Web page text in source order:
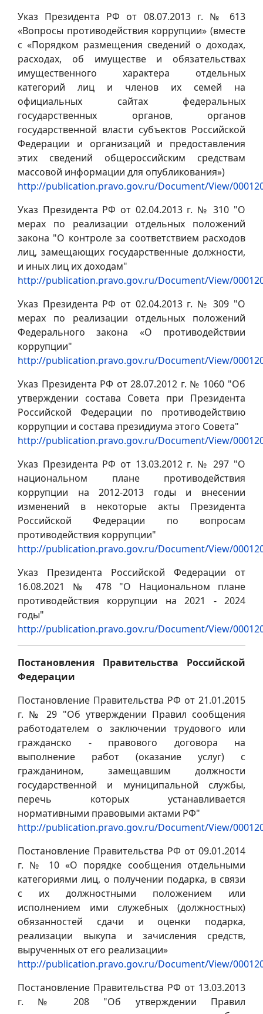
Указ Президента РФ от 08.07.2013 г. № 613
«Вопросы противодействия коррупции» (вместе
с «Порядком размещения сведений о доходах,
расходах, об имуществе и обязательствах
имущественного характера отдельных
категорий лиц и членов их семей на
официальных сайтах федеральных
государственных органов, органов
государственной власти субъектов Российской
Федерации и организаций и предоставления
этих сведений общероссийским средствам
массовой информации для опубликования»)
http://publication.pravo.gov.ru/Document/View/
Указ Президента РФ от 02.04.2013 г. № 310 "О
мерах по реализации отдельных положений
закона "О контроле за соответствием расходов
лиц, замещающих государственные должности,
и иных лиц их доходам"
http://publication.pravo.gov.ru/Document/View/
Указ Президента РФ от 02.04.2013 г. № 309 "О
мерах по реализации отдельных положений
Федерального закона «О противодействии
коррупции"
http://publication.pravo.gov.ru/Document/View/
Указ Президента РФ от 28.07.2012 г. № 1060 "Об
утверждении состава Совета при Президента
Российской Федерации по противодействию
коррупции и состава президиума этого Совета"
http://publication.pravo.gov.ru/Document/View/
Указ Президента РФ от 13.03.2012 г. № 297 "О
национальном плане противодействия
коррупции на 2012-2013 годы и внесении
изменений в некоторые акты Президента
Российской Федерации по вопросам
противодействия коррупции"
http://publication.pravo.gov.ru/Document/View/
Указ Президента Российской Федерации от
16.08.2021 № 478 "О Национальном плане
противодействия коррупции на 2021 - 2024
годы"
http://publication.pravo.gov.ru/Document/View/
Постановления Правительства Российской
Федерации
Постановление Правительства РФ от 21.01.2015
г. № 29 "Об утверждении Правил сообщения
работодателем о заключении трудового или
гражданско - правового договора на
выполнение работ (оказание услуг) с
гражданином, замещавшим должности
государственной и муниципальной службы,
перечь которых устанавливается
нормативными правовыми актами РФ"
http://publication.pravo.gov.ru/Document/View/
Постановление Правительства РФ от 09.01.2014
г. № 10 «О порядке сообщения отдельными
категориями лиц, о получении подарка, в связи
с их должностными положением или
исполнением ими служебных (должностных)
обязанностей сдачи и оценки подарка,
реализации выкупа и зачисления средств,
вырученных от его реализации»
http://publication.pravo.gov.ru/Document/View/
Постановление Правительства РФ от 13.03.2013
г. № 208 "Об утверждении Правил